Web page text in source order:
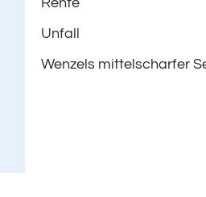
Unfall
Wenzels mittelscharfer